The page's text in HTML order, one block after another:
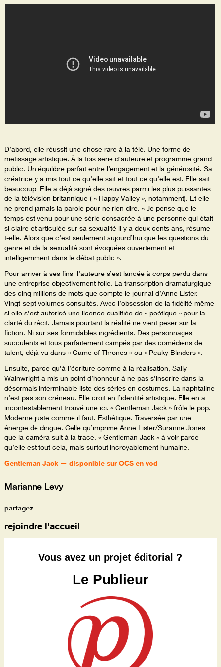
D’abord, elle réussit une chose rare à la télé. Une forme de
métissage artistique. À la fois série d’auteure et programme grand
public. Un équilibre parfait entre l’engagement et la générosité. Sa
créatrice y a mis tout ce qu’elle sait et tout ce qu’elle est. Elle sait
beaucoup. Elle a déjà signé des œuvres parmi les plus puissantes
de la télévision britannique ( « Happy Valley », notamment). Et elle
ne prend jamais la parole pour ne rien dire. « Je pense que le
temps est venu pour une série consacrée à une personne qui était
si claire et articulée sur sa sexualité il y a deux cents ans, résume-
t-elle. Alors que c’est seulement aujourd’hui que les questions du
genre et de la sexualité sont évoquées ouvertement et
intelligemment dans le débat public ».
Pour arriver à ses fins, l’auteure s’est lancée à corps perdu dans
une entreprise objectivement folle. La transcription dramaturgique
des cinq millions de mots que compte le journal d’Anne Lister.
Vingt-sept volumes consultés. Avec l’obsession de la fidélité même
si elle s’est autorisé une licence qualifiée de « poétique » pour la
clarté du récit. Jamais pourtant la réalité ne vient peser sur la
fiction. Ni sur ses formidables ingrédients. Des personnages
succulents et tous parfaitement campés par des comédiens de
talent, déjà vu dans « Game of Thrones » ou « Peaky Blinders ».
Ensuite, parce qu’à l’écriture comme à la réalisation, Sally
Wainwright a mis un point d’honneur à ne pas s’inscrire dans la
désormais interminable liste des séries en costumes. La naphtaline
n’est pas son créneau. Elle croit en l’identité artistique. Elle en a
incontestablement trouvé une ici. « Gentleman Jack » frôle le pop.
Moderne juste comme il faut. Esthétique. Traversée par une
énergie de dingue. Celle qu’imprime Anne Lister/Suranne Jones
que la caméra suit à la trace. « Gentleman Jack » à voir parce
qu’elle est tout cela, mais surtout incroyablement humaine.
Gentleman Jack — disponible sur OCS en vod
Marianne Levy
partagez
rejoindre l'accueil
Vous avez un projet éditorial ?
Le Publieur